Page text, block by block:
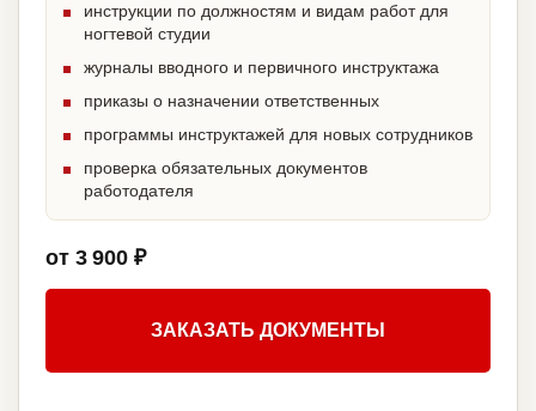
инструкции по должностям и видам работ для
ногтевой студии
журналы вводного и первичного инструктажа
приказы о назначении ответственных
программы инструктажей для новых сотрудников
проверка обязательных документов
работодателя
от 3 900 ₽
ЗАКАЗАТЬ ДОКУМЕНТЫ